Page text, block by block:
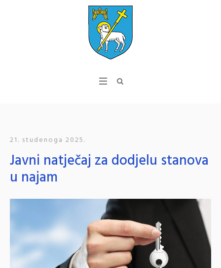
21. studenoga 2025.
Javni natječaj za dodjelu stanova
u najam